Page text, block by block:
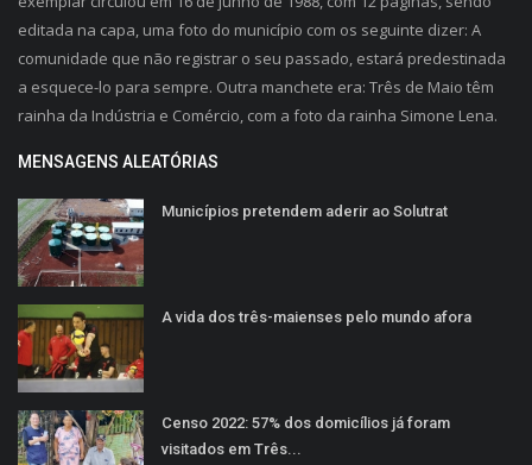
editada na capa, uma foto do município com os seguinte dizer: A
comunidade que não registrar o seu passado, estará predestinada
a esquece-lo para sempre. Outra manchete era: Três de Maio têm
rainha da Indústria e Comércio, com a foto da rainha Simone Lena.
MENSAGENS ALEATÓRIAS
Municípios pretendem aderir ao Solutrat
A vida dos três-maienses pelo mundo afora
Censo 2022: 57% dos domicílios já foram
visitados em Três...